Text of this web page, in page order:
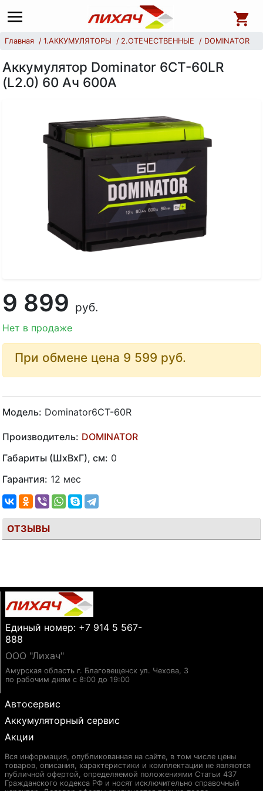
Главная 1.АККУМУЛЯТОРЫ 2.ОТЕЧЕСТВЕННЫЕ DOMINATOR
Аккумулятор Dominator 6CT-60LR
(L2.0) 60 Ач 600А
9 899 руб.
Нет в продаже
При обмене цена 9 599 руб.
Модель: Dominator6CT-60R
Производитель: DOMINATOR
Габариты (ШхВхГ), см: 0
Гарантия: 12 мес
ОТЗЫВЫ
Единый номер: +7 914 5 567-
888
ООО "Лихач"
Амурская область г. Благовещенск ул. Чехова, 3
по рабочим дням с 8:00 до 19:00
Автосервис
Аккумуляторный сервис
Акции
Вся информация, опубликованная на сайте, в том числе цены
товаров, описания, характеристики и комплектации не являются
публичной офертой, определяемой положениями Статьи 437
Гражданского кодекса РФ и носят исключительно справочный